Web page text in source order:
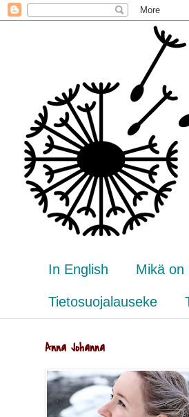
In English Mikä on
Tietosuojalauseke
Anna Johanna